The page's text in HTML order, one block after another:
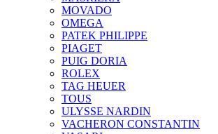
MOVADO
OMEGA
PATEK PHILIPPE
PIAGET
PUIG DORIA
ROLEX
TAG HEUER
TOUS
ULYSSE NARDIN
VACHERON CONSTANTIN